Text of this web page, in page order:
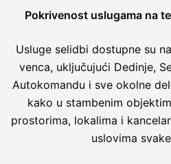
Pokrivenost uslugama na
Usluge selidbi dostupne su
venca, uključujući Dedinje,
Autokomandu i sve okolne
kako u stambenim
prostorima, lokalima i
uslovima